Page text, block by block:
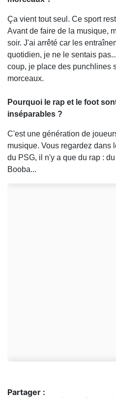
Ça vient tout seul. Ce sport
Avant de faire de la musique,
soir. J'ai arrêté car les
quotidien, je ne le sentais
coup, je place des punchlines
morceaux.
Pourquoi le rap et le foot
inséparables ?
C'est une génération de
musique. Vous regardez dans
du PSG, il n'y a que du rap :
Booba...
Partager :